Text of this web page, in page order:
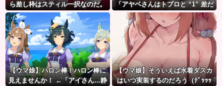
ら差し枠はスティル一択なのだ。
「アヤベさんはトプロと “1” 差だ
ぞ」
【ウマ娘】ハロン棒！ハロン棒に
見えませんか！ ←「アイさん…静
【ウマ娘】そういえば水着ダスカ
はいつ実装するのだろう（ﾃﾞｯｯｯ